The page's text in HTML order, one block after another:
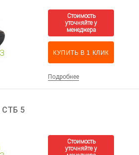
КУПИТЬ В 1 КЛИК
Подробнее
СТБ 5